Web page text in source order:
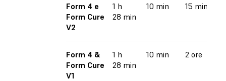
Form 4 e
Form Cure
V2
1 h
28 min
10 min 15 min
Form 4 &
Form Cure
V1
1 h
28 min
10 min 2 ore